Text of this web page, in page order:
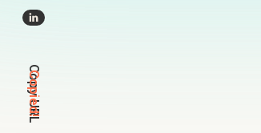
Copy URL
Copied!